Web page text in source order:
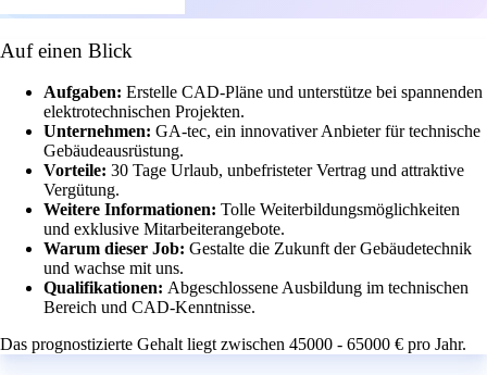
Auf einen Blick
Aufgaben: Erstelle CAD-Pläne und unterstütze bei spannenden
elektrotechnischen Projekten.
Unternehmen: GA-tec, ein innovativer Anbieter für technische
Gebäudeausrüstung.
Vorteile: 30 Tage Urlaub, unbefristeter Vertrag und attraktive
Vergütung.
Weitere Informationen: Tolle Weiterbildungsmöglichkeiten
und exklusive Mitarbeiterangebote.
Warum dieser Job: Gestalte die Zukunft der Gebäudetechnik
und wachse mit uns.
Qualifikationen: Abgeschlossene Ausbildung im technischen
Bereich und CAD-Kenntnisse.
Das prognostizierte Gehalt liegt zwischen 45000 - 65000 € pro Jahr.